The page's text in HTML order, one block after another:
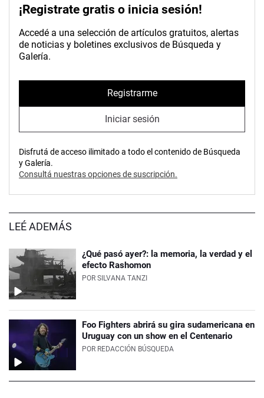
¡Registrate gratis o inicia sesión!
Accedé a una selección de artículos gratuitos, alertas
de noticias y boletines exclusivos de Búsqueda y
Galería.
Registrarme
Iniciar sesión
Disfrutá de acceso ilimitado a todo el contenido de Búsqueda
y Galería.
Consultá nuestras opciones de suscripción.
LEÉ ADEMÁS
¿Qué pasó ayer?: la memoria, la verdad y el
efecto Rashomon
POR SILVANA TANZI
Foo Fighters abrirá su gira sudamericana en
Uruguay con un show en el Centenario
POR REDACCIÓN BÚSQUEDA